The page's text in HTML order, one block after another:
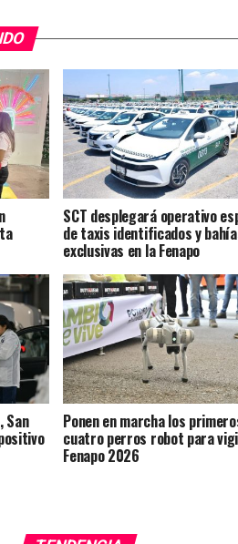
SCT desplegará operativo
de taxis identificados y
exclusivas en la Fenapo
San Ponen en marcha los
cuatro perros robot para
Fenapo 2026